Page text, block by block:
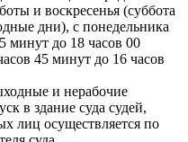
и воскресенья (суббота
дни), с понедельника
минут до 18 часов 00
45 минут до 16 часов
и нерабочие
в здание суда судей,
лиц осуществляется по